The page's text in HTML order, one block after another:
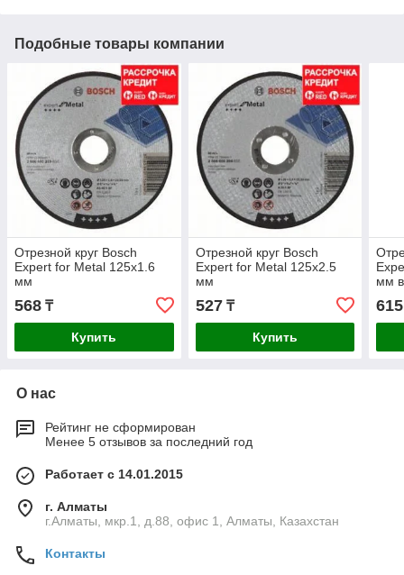
Подобные товары компании
Отрезной круг Bosch
Expert for Metal 125x1.6
мм
568 ₸
Купить
Отрезной круг Bosch
Expert for Metal 125x2.5
мм
527₸
Купить
мм
615
О нас
Рейтинг не сформирован
Менее 5 отзывов за последний год
Работает с 14.01.2015
г. Алматы
г.Алматы, мкр.1, д.88, офис 1, Алматы, Казахстан
Контакты